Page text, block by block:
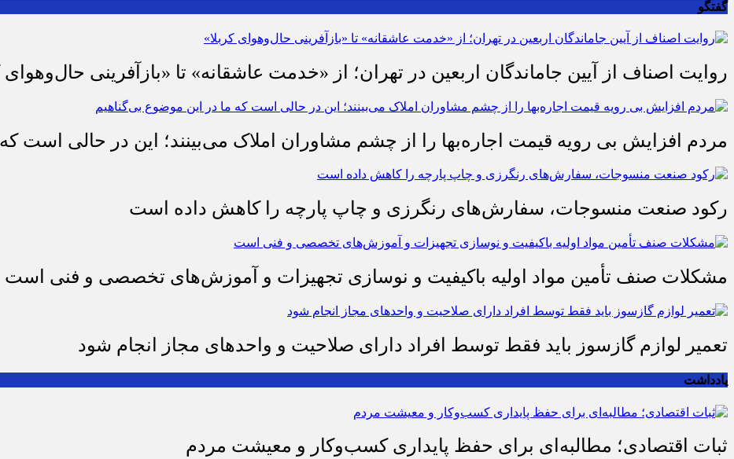
گفتگو
روایت اصناف از آیین جاماندگان اربعین در تهران؛ از «خدمت عاشقانه» تا «بازآفرینی حال‌وهوای
مردم افزایش بی رویه قیمت اجاره‌بها را از چشم مشاوران املاک می‌بینند؛ این در حالی است
رکود صنعت منسوجات، سفارش‌های رنگرزی و چاپ پارچه را کاهش داده است
مشکلات صنف تأمین مواد اولیه باکیفیت و نوسازی تجهیزات و آموزش‌های تخصصی و فنی است
تعمیر لوازم گازسوز باید فقط توسط افراد دارای صلاحیت و واحدهای مجاز انجام شود
یادداشت
ثبات اقتصادی؛ مطالبه‌ای برای حفظ پایداری کسب‌وکار و معیشت مردم